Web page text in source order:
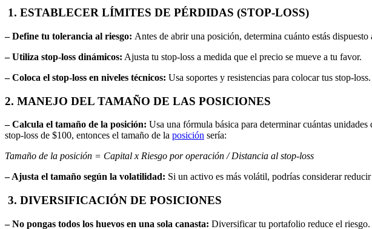
1. ESTABLECER LÍMITES DE PÉRDIDAS (STOP-LOSS)
– Define tu tolerancia al riesgo: Antes de abrir una posición, determina cuánto estás dispuesto
– Utiliza stop-loss dinámicos: Ajusta tu stop-loss a medida que el precio se mueve a tu favor.
– Coloca el stop-loss en niveles técnicos: Usa soportes y resistencias para colocar tus stop-
2. MANEJO DEL TAMAÑO DE LAS POSICIONES
– Calcula el tamaño de la posición: Usa una fórmula básica para determinar cuántas
stop-loss de $100, entonces el tamaño de la posición sería:
Tamaño de la posición = Capital x Riesgo por operación / Distancia al stop-loss
– Ajusta el tamaño según la volatilidad: Si un activo es más volátil, podrías considerar
3. DIVERSIFICACIÓN DE POSICIONES
– No pongas todos los huevos en una sola canasta: Diversificar tu portafolio reduce el